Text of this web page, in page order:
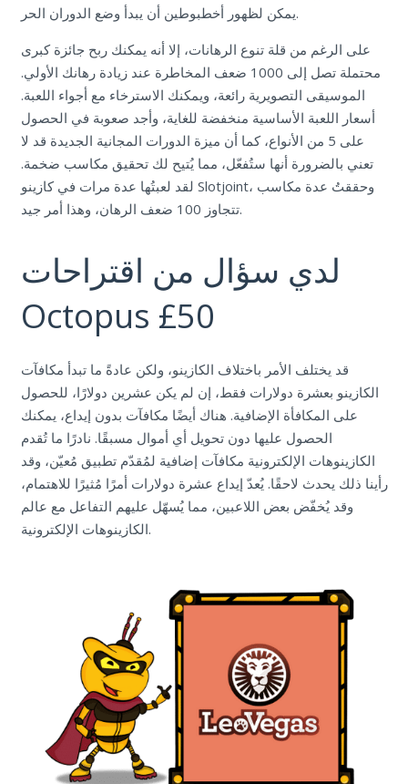
يمكن لظهور أخطبوطين أن يبدأ وضع الدوران الحر.
على الرغم من قلة تنوع الرهانات، إلا أنه يمكنك ربح جائزة كبرى
محتملة تصل إلى 1000 ضعف المخاطرة عند زيادة رهانك الأولي.
الموسيقى التصويرية رائعة، ويمكنك الاسترخاء مع أجواء اللعبة.
أسعار اللعبة الأساسية منخفضة للغاية، وأجد صعوبة في الحصول
على 5 من الأنواع، كما أن ميزة الدورات المجانية الجديدة قد لا
تعني بالضرورة أنها ستُفعّل، مما يُتيح لك تحقيق مكاسب ضخمة.
لقد لعبتُها عدة مرات في كازينو Slotjoint، وحققتُ عدة مكاسب
تتجاوز 100 ضعف الرهان، وهذا أمر جيد.
لدي سؤال من اقتراحات
Octopus £50
قد يختلف الأمر باختلاف الكازينو، ولكن عادةً ما تبدأ مكافآت
الكازينو بعشرة دولارات فقط، إن لم يكن عشرين دولارًا، للحصول
على المكافأة الإضافية. هناك أيضًا مكافآت بدون إيداع، يمكنك
الحصول عليها دون تحويل أي أموال مسبقًا. نادرًا ما تُقدم
الكازينوهات الإلكترونية مكافآت إضافية لمُقدّم تطبيق مُعيّن، وقد
رأينا ذلك يحدث لاحقًا. يُعدّ إيداع عشرة دولارات أمرًا مُثيرًا للاهتمام،
وقد يُخفّض بعض اللاعبين، مما يُسهّل عليهم التفاعل مع عالم
الكازينوهات الإلكترونية.